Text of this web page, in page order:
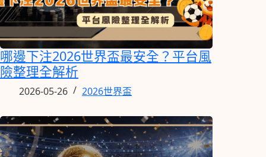
哪邊下注2026世界盃最安全？平台風
險整理全解析
2026-05-26 2026世界盃